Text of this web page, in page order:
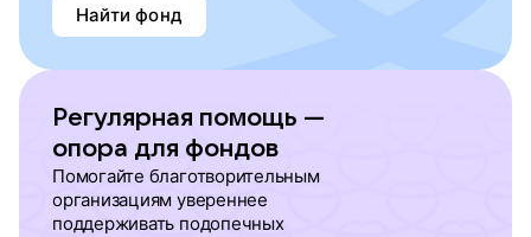
Найти фонд
Регулярная помощь —
опора для фондов
Помогайте благотворительным
организациям увереннее
поддерживать подопечных